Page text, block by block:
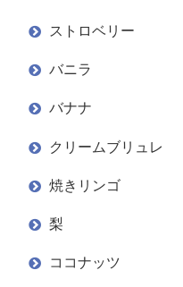
ストロベリー
バニラ
バナナ
クリームブリュレ
焼きリンゴ
梨
ココナッツ